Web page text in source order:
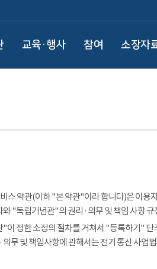
교육·행사 참여 소장자
약관(이하 "본 약관"이라 합니다)은 이용
"독립기념관"의 권리 · 의무 및 책임 사항 규
정한 소정의 절차를 거쳐서 "등록하기" 단
무 및 책임사항에 관해서는 전기 통신 사업